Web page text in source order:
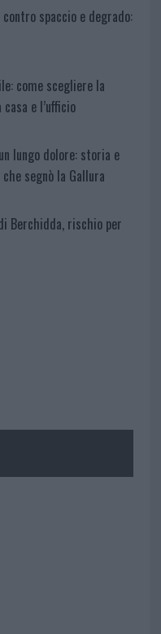
spaccio e degrado:
come scegliere la
e l’ufficio
lungo dolore: storia e
segnò la Gallura
Berchidda, rischio per